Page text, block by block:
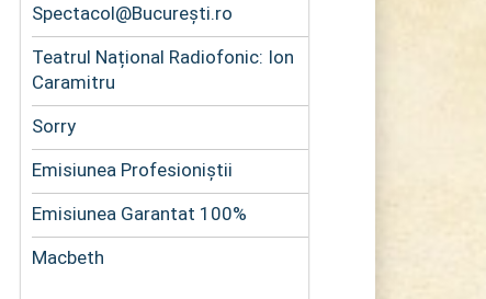
Spectacol@București.ro
Teatrul Național Radiofonic: Ion
Caramitru
Sorry
Emisiunea Profesioniștii
Emisiunea Garantat 100%
Macbeth